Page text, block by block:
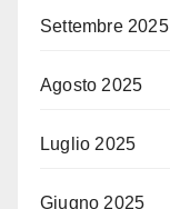
Settembre 2025
Agosto 2025
Luglio 2025
Giugno 2025